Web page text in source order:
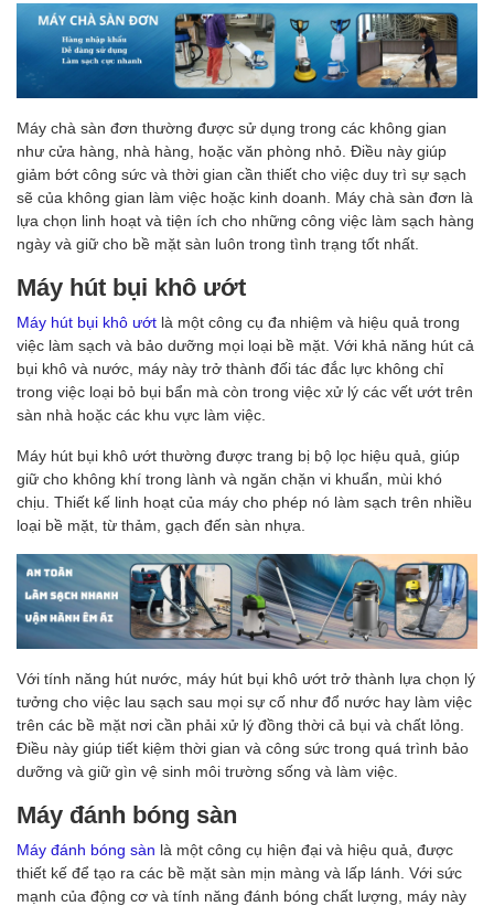
Máy chà sàn đơn thường được sử dụng trong các không gian
như cửa hàng, nhà hàng, hoặc văn phòng nhỏ. Điều này giúp
giảm bớt công sức và thời gian cần thiết cho việc duy trì sự sạch
sẽ của không gian làm việc hoặc kinh doanh. Máy chà sàn đơn là
lựa chọn linh hoạt và tiện ích cho những công việc làm sạch hàng
ngày và giữ cho bề mặt sàn luôn trong tình trạng tốt nhất.
Máy hút bụi khô ướt
Máy hút bụi khô ướt là một công cụ đa nhiệm và hiệu quả trong
việc làm sạch và bảo dưỡng mọi loại bề mặt. Với khả năng hút cả
bụi khô và nước, máy này trở thành đối tác đắc lực không chỉ
trong việc loại bỏ bụi bẩn mà còn trong việc xử lý các vết ướt trên
sàn nhà hoặc các khu vực làm việc.
Máy hút bụi khô ướt thường được trang bị bộ lọc hiệu quả, giúp
giữ cho không khí trong lành và ngăn chặn vi khuẩn, mùi khó
chịu. Thiết kế linh hoạt của máy cho phép nó làm sạch trên nhiều
loại bề mặt, từ thảm, gạch đến sàn nhựa.
Với tính năng hút nước, máy hút bụi khô ướt trở thành lựa chọn lý
tưởng cho việc lau sạch sau mọi sự cố như đổ nước hay làm việc
trên các bề mặt nơi cần phải xử lý đồng thời cả bụi và chất lỏng.
Điều này giúp tiết kiệm thời gian và công sức trong quá trình bảo
dưỡng và giữ gìn vệ sinh môi trường sống và làm việc.
Máy đánh bóng sàn
Máy đánh bóng sàn là một công cụ hiện đại và hiệu quả, được
thiết kế để tạo ra các bề mặt sàn mịn màng và lấp lánh. Với sức
mạnh của động cơ và tính năng đánh bóng chất lượng, máy này